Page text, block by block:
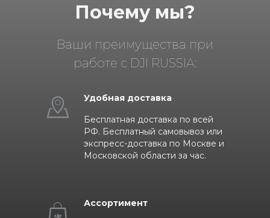
Почему мы?
Ваши преимущества при
работе с DJI RUSSIA:
Удобная доставка
Бесплатная доставка по всей
РФ. Бесплатный самовывоз или
экспресс-доставка по Москве и
Московской области за час.
Ассортимент